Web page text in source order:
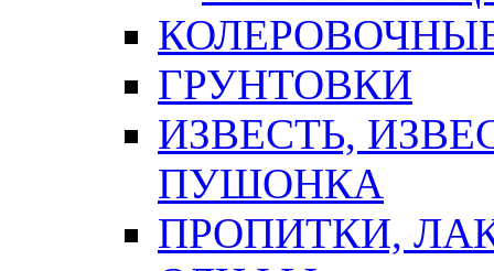
ГРУНТОВКИ
ИЗВЕСТЬ,
ПУШОНКА
ПРОПИТКИ,